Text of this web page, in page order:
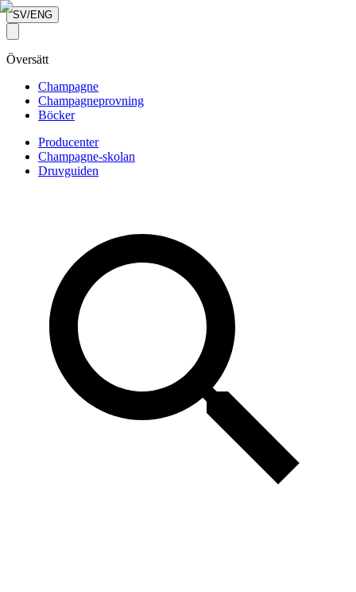
SV/ENG
Översätt
Champagne
Champagneprovning
Böcker
Producenter
Champagne-skolan
Druvguiden